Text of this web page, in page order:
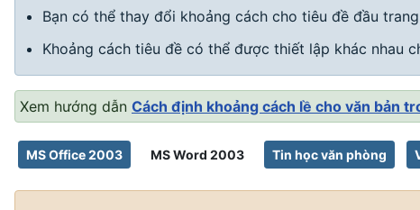
Bạn có thể thay đổi khoảng cách cho tiêu đề đầu
Khoảng cách tiêu đề có thể được thiết lập khác nhau
Xem hướng dẫn Cách định khoảng cách lề cho văn bản
MS Office 2003 MS Word 2003 Tin học văn phòng